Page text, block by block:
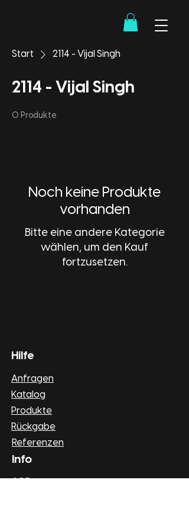
Start 2114 - Vijal Singh
2114 - Vijal Singh
0 Produkte
Noch keine Produkte
vorhanden
Bitte eine andere Kategorie
wählen, um den Kauf
fortzusetzen.
Hilfe
Anfragen
Katalog
Produkte
Rückgabe
Referenzen
Info